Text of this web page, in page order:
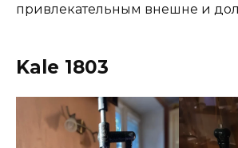
привлекательным внешне и
Kale 1803